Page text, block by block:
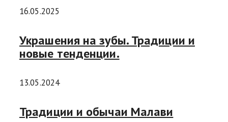
16.05.2025
Украшения на зубы. Традиции и
новые тенденции.
13.05.2024
Традиции и обычаи Малави